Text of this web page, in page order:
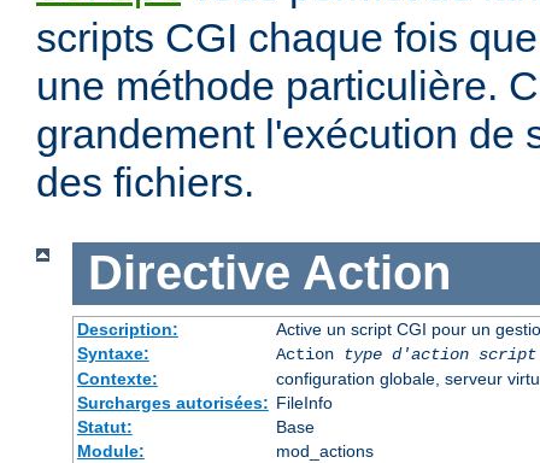
scripts CGI chaque fois
une méthode particulière.
grandement l'exécution de
des fichiers.
Directive Action
Description:
Active un script CGI pour un
Syntaxe:
Action type d'action
Contexte:
configuration globale, serveur
Surcharges autorisées: FileInfo
Statut:
Base
Module:
mod_actions